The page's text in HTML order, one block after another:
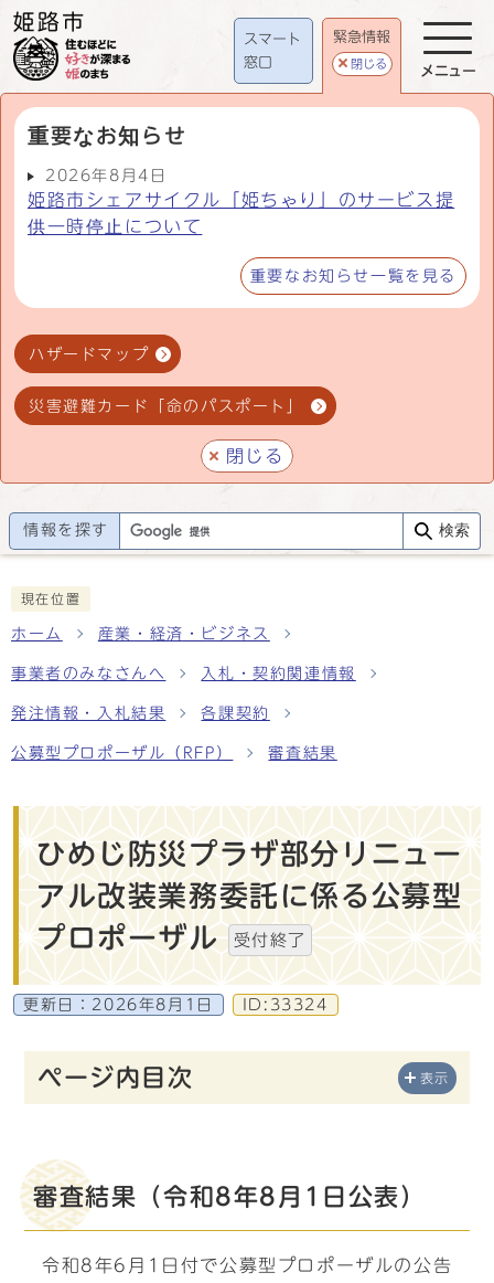
スマート
窓口
緊急情報
閉じる
重要なお知らせ
2026年8月4日
姫路市シェアサイクル「姫ちゃり」のサービス提
供一時停止について
重要なお知らせ一覧を見る
ハザードマップ
災害避難カード「命のパスポート」
閉じる
メニュー
情報を探す 検索
現在位置
ホーム 産業・経済・ビジネス
事業者のみなさんへ 入札・契約関連情報
発注情報・入札結果 各課契約
公募型プロポーザル（RFP） 審査結果
ひめじ防災プラザ部分リニュー
アル改装業務委託に係る公募型
プロポーザル
受付終了
更新日： 2026年8月1日 ID:33324
ページ内目次 表示
審査結果（令和8年8月1日公表）
令和8年6月1日付で公募型プロポーザルの公告